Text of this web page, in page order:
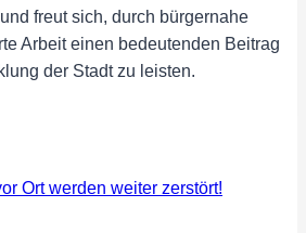
freut sich, durch bürgernahe
Arbeit einen bedeutenden Beitrag
der Stadt zu leisten.
Ort werden weiter zerstört!